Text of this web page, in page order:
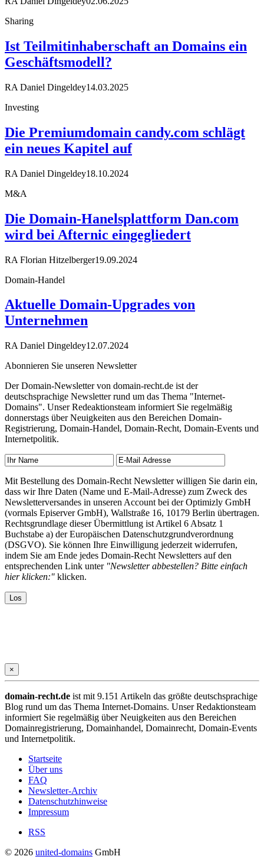
Sharing
Ist Teilmitinhaberschaft an Domains ein
Geschäftsmodell?
RA Daniel Dingeldey14.03.2025
Investing
Die Premiumdomain candy.com schlägt
ein neues Kapitel auf
RA Daniel Dingeldey18.10.2024
M&A
Die Domain-Hanelsplattform Dan.com
wird bei Afternic eingegliedert
RA Florian Hitzelberger19.09.2024
Domain-Handel
Aktuelle Domain-Upgrades von
Unternehmen
RA Daniel Dingeldey12.07.2024
Abonnieren Sie unseren Newsletter
Der Domain-Newsletter von domain-recht.de ist der
deutschsprachige Newsletter rund um das Thema "Internet-
Domains". Unser Redeaktionsteam informiert Sie regelmäßig
donnerstags über Neuigkeiten aus den Bereichen Domain-
Registrierung, Domain-Handel, Domain-Recht, Domain-Events und
Internetpolitik.
Mit Bestellung des Domain-Recht Newsletter willigen Sie darin ein,
dass wir Ihre Daten (Name und E-Mail-Adresse) zum Zweck des
Newsletterversandes in unseren Account bei der Optimizly GmbH
(vormals Episerver GmbH), Wallstraße 16, 10179 Berlin übertragen.
Rechtsgrundlage dieser Übermittlung ist Artikel 6 Absatz 1
Buchstabe a) der Europäischen Datenschutzgrundverordnung
(DSGVO). Sie können Ihre Einwilligung jederzeit widerrufen,
indem Sie am Ende jedes Domain-Recht Newsletters auf den
entsprechenden Link unter "Newsletter abbestellen? Bitte einfach
hier klicken:" klicken.
×
domain-recht.de ist mit 9.151 Artikeln das größte deutschsprachige
Blog rund um das Thema Internet-Domains. Unser Redaktionsteam
informiert Sie regelmäßig über Neuigkeiten aus den Bereichen
Domainregistrierung, Domainhandel, Domainrecht, Domain-Events
und Internetpolitik.
Startseite
Über uns
FAQ
Newsletter-Archiv
Datenschutzhinweise
Impressum
RSS
© 2026 united-domains GmbH